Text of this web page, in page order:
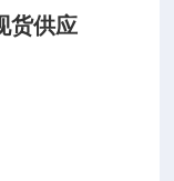
货供应